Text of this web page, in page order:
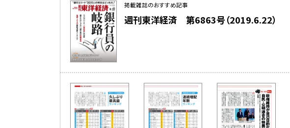
掲載雑誌のおすすめ記事
週刊東洋経済 第6863号（2019.6.22）